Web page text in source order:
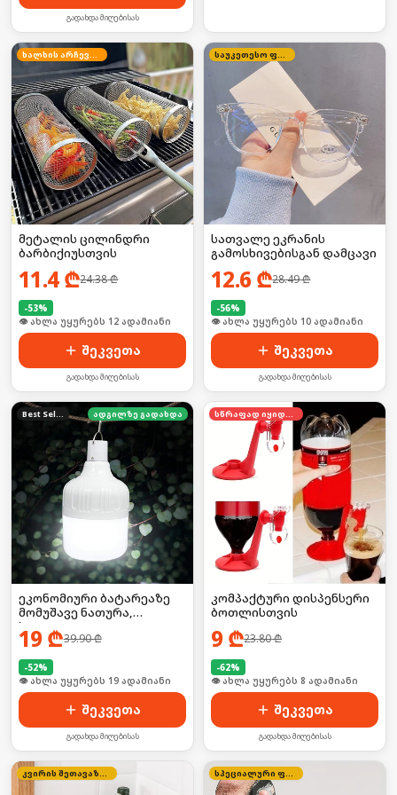
გადახდა მიღებისას
ხალხის არჩევანი
მეტალის ცილინდრი
ბარბიქიუსთვის
11.4₾24.38₾
-53%
🛒 ბოლო 24სთ-ში იყიდა 15-მა
შეკვეთა
გადახდა მიღებისას
საუკეთესო ფასი
სათვალე ეკრანის
გამოსხივებისგან დამცავი
12.6 ₾28.49₾
-56%
🛒 ბოლო 24სთ-ში იყიდა 12-მა
შეკვეთა
გადახდა მიღებისას
Best Seller ადგილზე გადახდა
ეკონომიური ბატარეაზე
მომუშავე ნათურა,
საკიდით
19 ₾39.90₾
-52%
🛒 ბოლო 24სთ-ში იყიდა 3-მა
შეკვეთა
გადახდა მიღებისას
სწრაფად იყიდება
კომპაქტური დისპენსერი
ბოთლისთვის
9 ₾23.80₾
-62%
🛒 ბოლო 24სთ-ში იყიდა 10-მა
შეკვეთა
გადახდა მიღებისას
კვირის შეთავაზება სპეციალური ფასი